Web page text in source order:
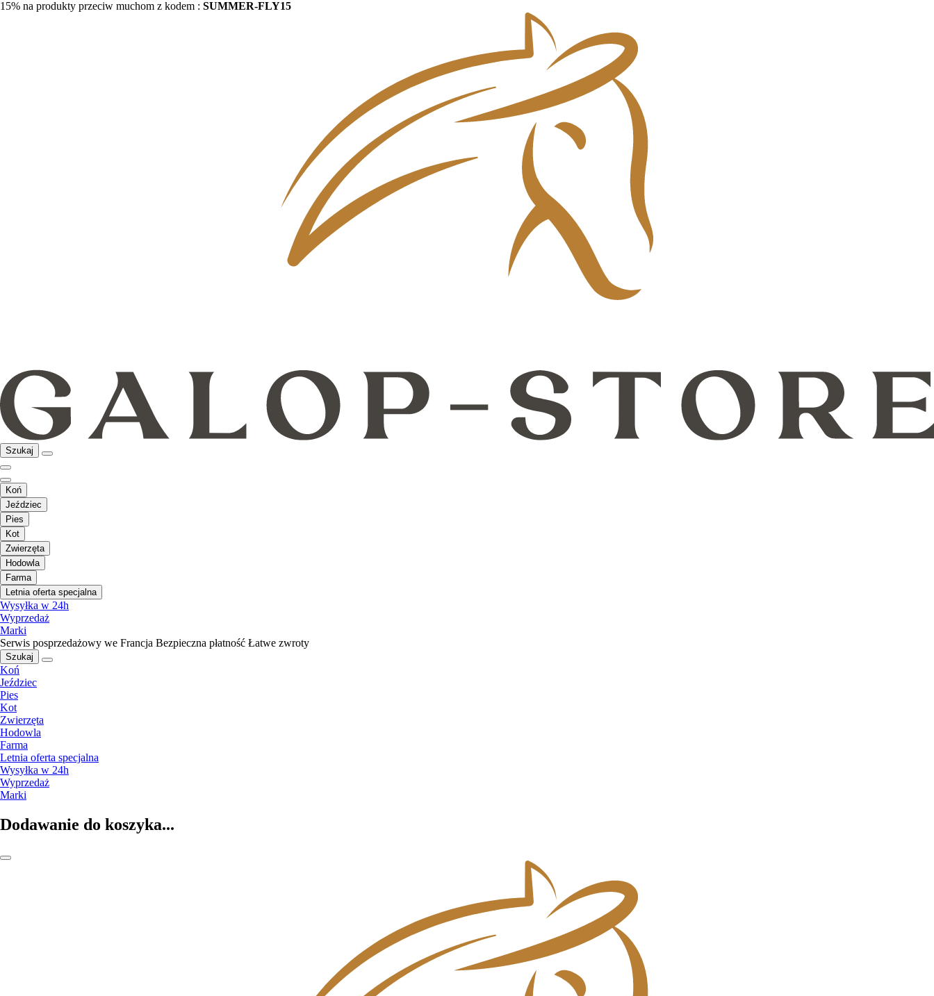
15% na produkty przeciw muchom z kodem : SUMMER-FLY15
Szukaj
Koń
Jeździec
Pies
Kot
Zwierzęta
Hodowla
Farma
Letnia oferta specjalna
Wysyłka w 24h
Wyprzedaż
Marki
Serwis posprzedażowy we Francja Bezpieczna płatność Łatwe zwroty
Szukaj
Koń
Jeździec
Pies
Kot
Zwierzęta
Hodowla
Farma
Letnia oferta specjalna
Wysyłka w 24h
Wyprzedaż
Marki
Dodawanie do koszyka...